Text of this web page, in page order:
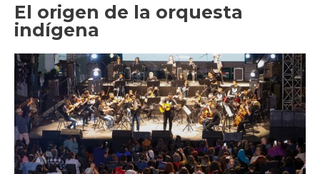
El origen de la orquesta
indígena